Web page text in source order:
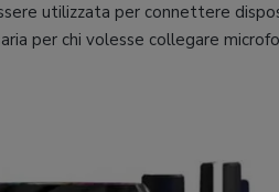
utilizzata per connettere
per chi volesse collegare